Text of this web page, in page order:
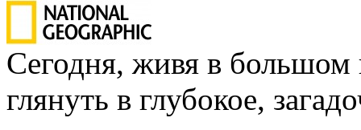
Сегодня, живя в большом
глянуть в глубокое,